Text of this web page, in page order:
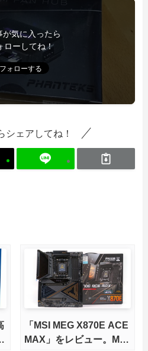
が気に入ったら
ローしてね！
シェアしてね！
「MSI MEG X870E ACE
MAX」をレビュー。M.2